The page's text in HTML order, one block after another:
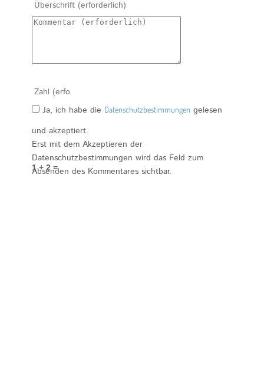
1 + 2 =
Ja, ich habe die Datenschutzbestimmungen gelesen
und akzeptiert.
Erst mit dem Akzeptieren der
Datenschutzbestimmungen wird das Feld zum
Absenden des Kommentares sichtbar.